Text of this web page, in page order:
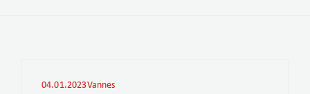
04.01.2023Vannes